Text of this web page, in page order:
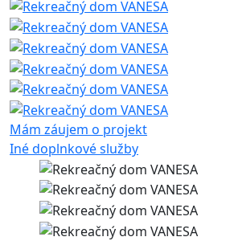
Mám záujem o projekt
Iné doplnkové služby